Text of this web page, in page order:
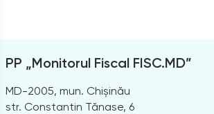
PP „Monitorul Fiscal FISC.MD”
MD-2005, mun. Chișinău
str. Constantin Tănase, 6